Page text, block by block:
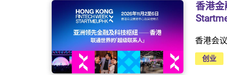
香港
香港会
创业